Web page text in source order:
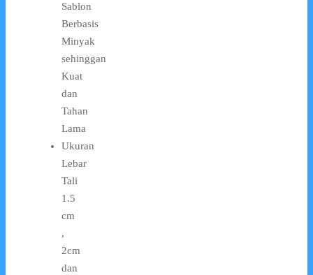
Sablon
Berbasis
Minyak
sehinggan
Kuat
dan
Tahan
Lama
Ukuran
Lebar
Tali
1.5
cm
,
2cm
dan